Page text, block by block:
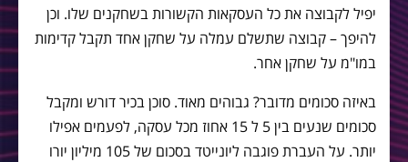
יפיל לקבוצה את כל העסקאות הקשורות בשחקנים שלו. וכן
להיפך – קבוצה שתשלם עמלה על שחקן אחד תקבל קדימות
במו"מ על שחקן אחר.
באיזה סכומים מדובר? גבוהים מאוד. סוכן בכיר דורש ומקבל
סכומים שנעים בין 5 ל 15 אחוז מכל עסקה, לפעמים אפילו
יותר. על העברת פוגבה ליונייטד בסכום של 105 מיליון יורו